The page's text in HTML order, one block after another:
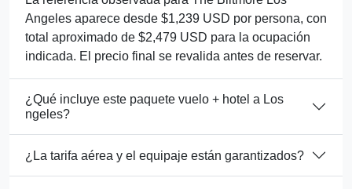
Angeles aparece desde $1,239 USD por persona, con
total aproximado de $2,479 USD para la ocupación
indicada. El precio final se revalida antes de reservar.
¿Qué incluye este paquete vuelo + hotel a Los
ngeles?
¿La tarifa aérea y el equipaje están garantizados?